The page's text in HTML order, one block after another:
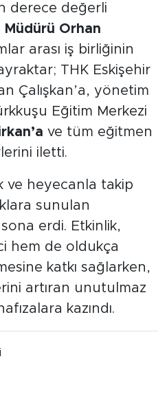
derece değerli
İl Müdürü Orhan
arası iş birliğinin
THK Eskişehir
Çalışkan’a, yönetim
Eğitim Merkezi
ve tüm eğitmen
iletti.
ve heyecanla takip
sunulan
erdi. Etkinlik,
hem de oldukça
katkı sağlarken,
artıran unutulmaz
kazındı.